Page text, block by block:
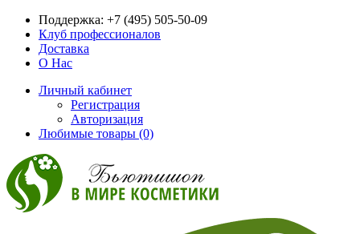
Поддержка: +7 (495) 505-50-09
Клуб профессионалов
Доставка
О Нас
Личный кабинет
Регистрация
Авторизация
Любимые товары (0)